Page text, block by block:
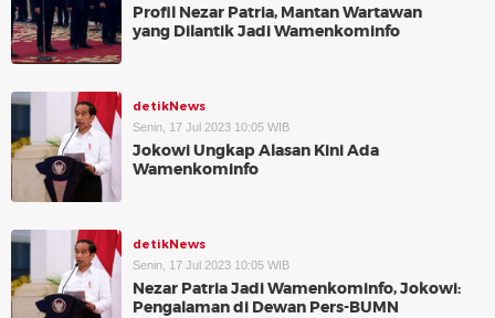
Profil Nezar Patria, Mantan Wartawan
yang Dilantik Jadi Wamenkominfo
detikNews
Senin, 17 Jul 2023 10:05 WIB
Jokowi Ungkap Alasan Kini Ada
Wamenkominfo
detikNews
Senin, 17 Jul 2023 10:05 WIB
Nezar Patria Jadi Wamenkominfo, Jokowi:
Pengalaman di Dewan Pers-BUMN